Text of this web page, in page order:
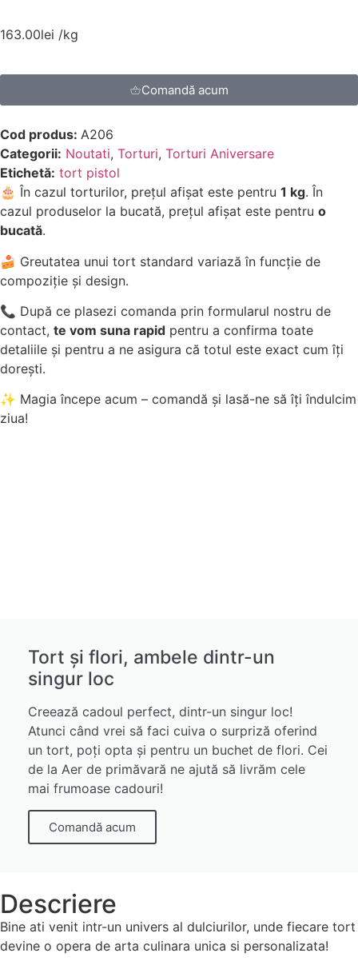
163.00lei /kg
Comandă acum
Cod produs: A206
Categorii: Noutati, Torturi, Torturi Aniversare
Etichetă: tort pistol
🎂 În cazul torturilor, prețul afișat este pentru 1 kg. În
cazul produselor la bucată, prețul afișat este pentru o
bucată.
🍰 Greutatea unui tort standard variază în funcție de
compoziție și design.
📞 După ce plasezi comanda prin formularul nostru de
contact, te vom suna rapid pentru a confirma toate
detaliile și pentru a ne asigura că totul este exact cum îți
dorești.
✨ Magia începe acum – comandă și lasă-ne să îți îndulcim
ziua!
Tort și flori, ambele dintr-un
singur loc
Creează cadoul perfect, dintr-un singur loc!
Atunci când vrei să faci cuiva o surpriză oferind
un tort, poți opta și pentru un buchet de flori. Cei
de la Aer de primăvară ne ajută să livrăm cele
mai frumoase cadouri!
Comandă acum
Descriere
Bine ati venit intr-un univers al dulciurilor, unde fiecare tort
devine o opera de arta culinara unica si personalizata!